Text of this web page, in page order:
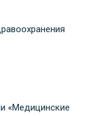
«Медицинские